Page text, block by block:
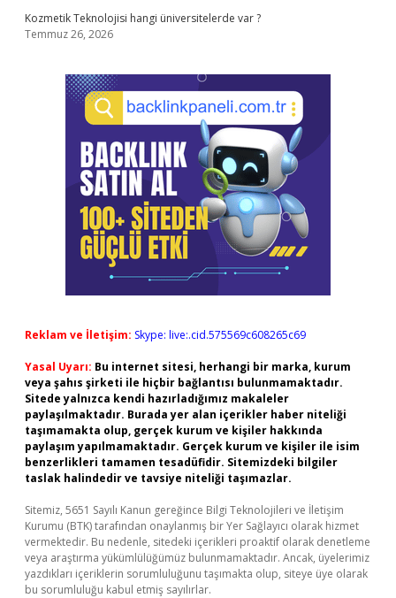
Kozmetik Teknolojisi hangi üniversitelerde var ?
Temmuz 26, 2026
Reklam ve İletişim: Skype: live:.cid.575569c608265c69
Yasal Uyarı: Bu internet sitesi, herhangi bir marka, kurum
veya şahıs şirketi ile hiçbir bağlantısı bulunmamaktadır.
Sitede yalnızca kendi hazırladığımız makaleler
paylaşılmaktadır. Burada yer alan içerikler haber niteliği
taşımamakta olup, gerçek kurum ve kişiler hakkında
paylaşım yapılmamaktadır. Gerçek kurum ve kişiler ile isim
benzerlikleri tamamen tesadüfidir. Sitemizdeki bilgiler
taslak halindedir ve tavsiye niteliği taşımazlar.
Sitemiz, 5651 Sayılı Kanun gereğince Bilgi Teknolojileri ve İletişim
Kurumu (BTK) tarafından onaylanmış bir Yer Sağlayıcı olarak hizmet
vermektedir. Bu nedenle, sitedeki içerikleri proaktif olarak denetleme
veya araştırma yükümlülüğümüz bulunmamaktadır. Ancak, üyelerimiz
yazdıkları içeriklerin sorumluluğunu taşımakta olup, siteye üye olarak
bu sorumluluğu kabul etmiş sayılırlar.